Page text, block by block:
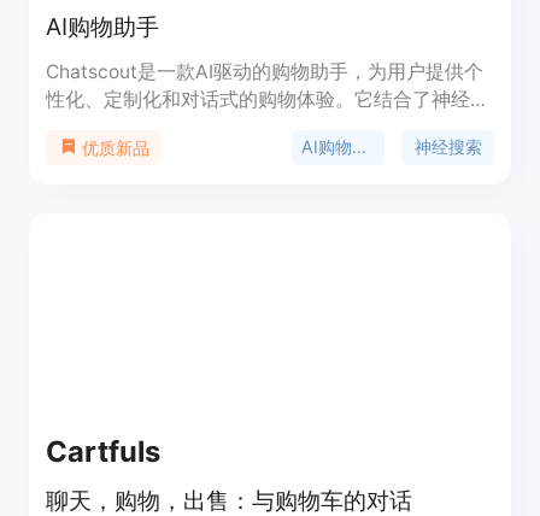
AI购物助手
Chatscout是一款AI驱动的购物助手，为用户提供个
性化、定制化和对话式的购物体验。它结合了神经搜
品，并通过重新排列搜索结果来提高销售额。
优质新品 AI购物助手 神经搜索
Cartfuls
聊天，购物，出售：与购物车的对话